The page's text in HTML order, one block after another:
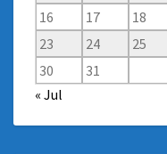
16
17 18
23
24 25
30
31
« Jul